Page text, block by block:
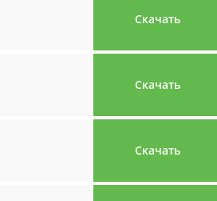
Скачать
Скачать
Скачать